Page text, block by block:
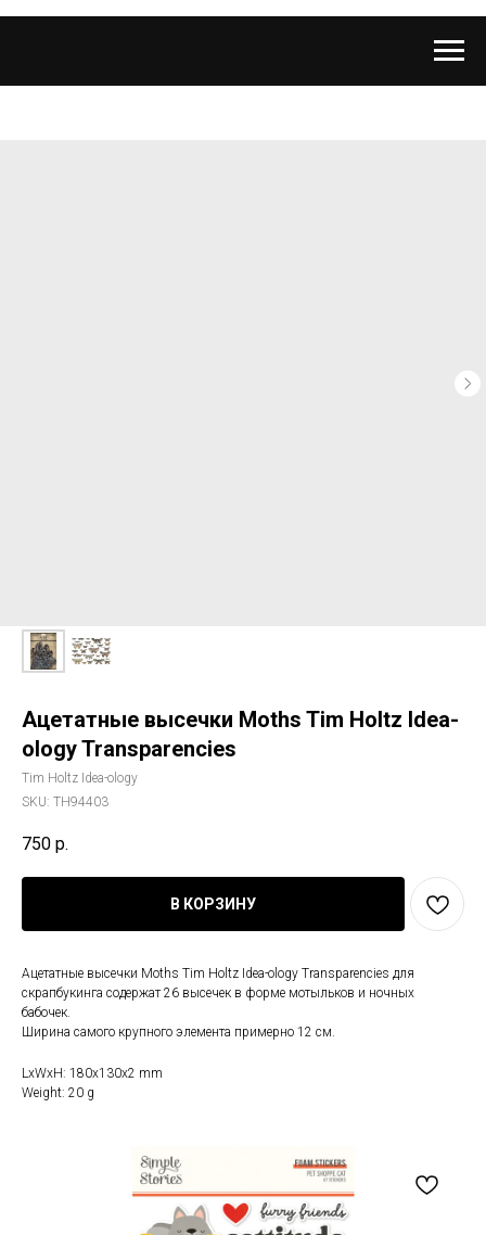
Ацетатные высечки Moths Tim Holtz Idea-
ology Transparencies
Tim Holtz Idea-ology
SKU: TH94403
750 р.
В КОРЗИНУ
Ацетатные высечки Moths Tim Holtz Idea-ology Transparencies для
скрапбукинга содержат 26 высечек в форме мотыльков и ночных
бабочек.
Ширина самого крупного элемента примерно 12 см.
LxWxH: 180x130x2 mm
Weight: 20 g